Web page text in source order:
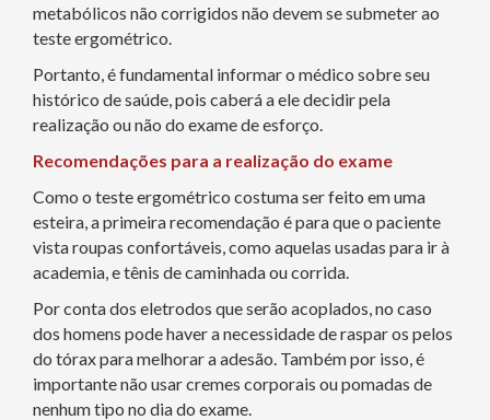
metabólicos não corrigidos não devem se submeter ao
teste ergométrico.
Portanto, é fundamental informar o médico sobre seu
histórico de saúde, pois caberá a ele decidir pela
realização ou não do exame de esforço.
Recomendações para a realização do exame
Como o teste ergométrico costuma ser feito em uma
esteira, a primeira recomendação é para que o paciente
vista roupas confortáveis, como aquelas usadas para ir à
academia, e tênis de caminhada ou corrida.
Por conta dos eletrodos que serão acoplados, no caso
dos homens pode haver a necessidade de raspar os pelos
do tórax para melhorar a adesão. Também por isso, é
importante não usar cremes corporais ou pomadas de
nenhum tipo no dia do exame.